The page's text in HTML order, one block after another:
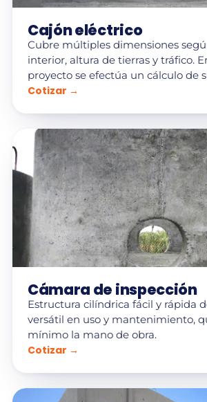
Cajón eléctrico
Cubre múltiples dimensiones
interior, altura de tierras y tráfico.
proyecto se efectúa un cálculo de
Cotizar →
Cámara de inspección
Estructura cilíndrica fácil y rápida
versátil en uso y mantenimiento,
mínimo la mano de obra.
Cotizar →